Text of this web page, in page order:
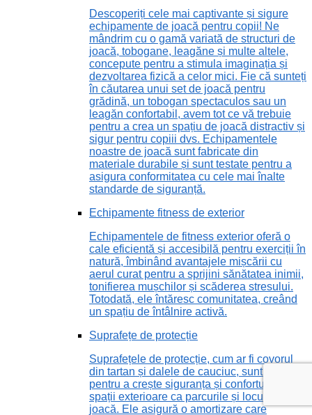
Descoperiți cele mai captivante și sigure
echipamente de joacă pentru copii! Ne
mândrim cu o gamă variată de structuri de
joacă, tobogane, leagăne și multe altele,
concepute pentru a stimula imaginația și
dezvoltarea fizică a celor mici. Fie că sunteți
în căutarea unui set de joacă pentru
grădină, un tobogan spectaculos sau un
leagăn confortabil, avem tot ce vă trebuie
pentru a crea un spațiu de joacă distractiv și
sigur pentru copiii dvs. Echipamentele
noastre de joacă sunt fabricate din
materiale durabile și sunt testate pentru a
asigura conformitatea cu cele mai înalte
standarde de siguranță.
Echipamente fitness de exterior
Echipamentele de fitness exterior oferă o
cale eficientă și accesibilă pentru exerciții în
natură, îmbinând avantajele mișcării cu
aerul curat pentru a sprijini sănătatea inimii,
tonifierea mușchilor și scăderea stresului.
Totodată, ele întăresc comunitatea, creând
un spațiu de întâlnire activă.
Suprafețe de protecție
Suprafețele de protecție, cum ar fi covorul
din tartan și dalele de cauciuc, sunt vitale
pentru a crește siguranța și confortul în
spații exterioare ca parcurile și locurile de
joacă. Ele asigură o amortizare care